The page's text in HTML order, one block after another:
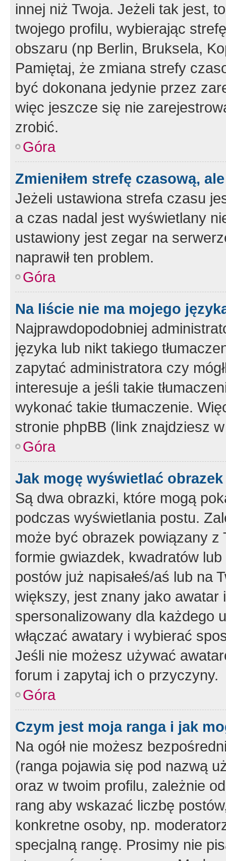
innej niż Twoja. Jeżeli tak jest,
twojego profilu, wybierając
obszaru (np Berlin, Bruksela,
Pamiętaj, że zmiana strefy
być dokonana jedynie przez
więc jeszcze się nie
zrobić.
Góra
Zmieniłem strefę czasową,
Jeżeli ustawiona strefa czasu
a czas nadal jest wyświetlany
ustawiony jest zegar na
naprawił ten problem.
Góra
Na liście nie ma mojego
Najprawdopodobniej
języka lub nikt takiego
zapytać administratora czy
interesuje a jeśli takie
wykonać takie tłumaczenie.
stronie phpBB (link znajdziesz
Góra
Jak mogę wyświetlać
Są dwa obrazki, które mogą
podczas wyświetlania postu.
może być obrazek powiązany z
formie gwiazdek, kwadratów
postów już napisałeś/aś lub na
większy, jest znany jako
spersonalizowany dla każdego
włączać awatary i wybierać
Jeśli nie możesz używać
forum i zapytaj ich o przyczyny.
Góra
Czym jest moja ranga i jak
Na ogół nie możesz
(ranga pojawia się pod nazwą
oraz w twoim profilu, zależnie
rang aby wskazać liczbę
konkretne osoby, np.
specjalną rangę. Prosimy nie